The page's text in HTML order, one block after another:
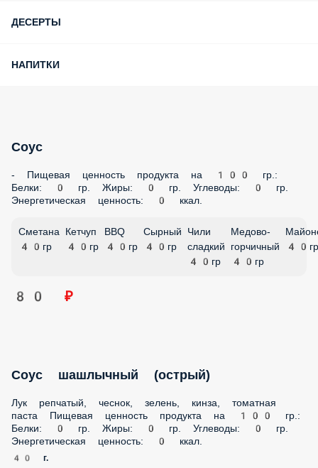
ДЕСЕРТЫ
НАПИТКИ
Соус
- Пищевая ценность продукта на 100 гр.:
Белки: 0 гр. Жиры: 0 гр. Углеводы: 0 гр.
Энергетическая ценность: 0 ккал.
Сметана
40гр
Кетчуп
40гр
BBQ
40гр
Сырный
40гр
Чили
сладкий
40гр
Медово-
горчичный
40гр
80 ₽
Соус шашлычный (острый)
Лук репчатый, чеснок, зелень, кинза, томатная
паста Пищевая ценность продукта на 100 гр.:
Белки: 0 гр. Жиры: 0 гр. Углеводы: 0 гр.
Энергетическая ценность: 0 ккал.
40 г.